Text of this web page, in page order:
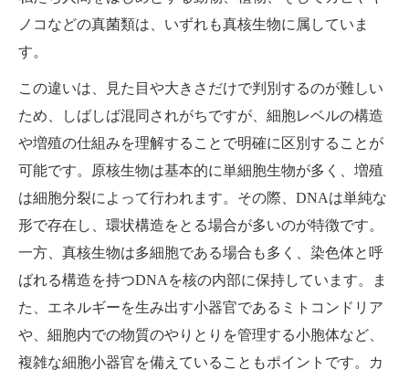
ノコなどの真菌類は、いずれも真核生物に属していま
す。
この違いは、見た目や大きさだけで判別するのが難しい
ため、しばしば混同されがちですが、細胞レベルの構造
や増殖の仕組みを理解することで明確に区別することが
可能です。原核生物は基本的に単細胞生物が多く、増殖
は細胞分裂によって行われます。その際、DNAは単純な
形で存在し、環状構造をとる場合が多いのが特徴です。
一方、真核生物は多細胞である場合も多く、染色体と呼
ばれる構造を持つDNAを核の内部に保持しています。ま
た、エネルギーを生み出す小器官であるミトコンドリア
や、細胞内での物質のやりとりを管理する小胞体など、
複雑な細胞小器官を備えていることもポイントです。カ